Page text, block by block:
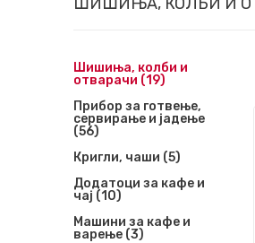
Шишиња, колби и
отварачи (19)
Прибор за готвење,
сервирање и јадење
(56)
Кригли, чаши (5)
Додатоци за кафе и
чај (10)
Машини за кафе и
варење (3)